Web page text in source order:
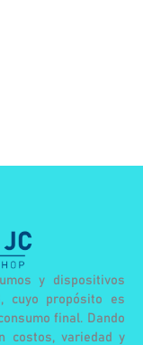
y dispositivos
cuyo propósito es
final. Dando
costos, variedad y